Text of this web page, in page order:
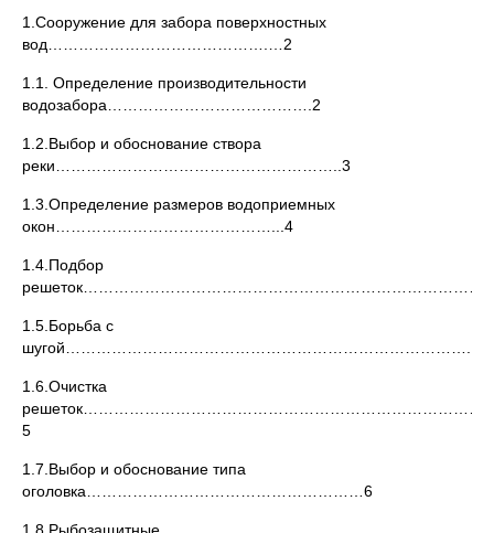
1.Сооружение для забора поверхностных
вод…………………………………….…2
1.1. Определение производительности
водозабора………………………………….2
1.2.Выбор и обоснование створа
реки………………………………………………..3
1.3.Определение размеров водоприемных
окон……………………………………...4
1.4.Подбор
1.5.Борьба с
шугой……………………………………………………………………...5
1.6.Очистка
решеток……………………………………………………………………
5
1.7.Выбор и обоснование типа
оголовка………………………………………………6